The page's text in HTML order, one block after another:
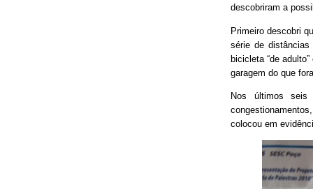
descobriram a
Primeiro descobri
série de distâncias
bicicleta “de
garagem do que
Nos últimos seis
colocou em